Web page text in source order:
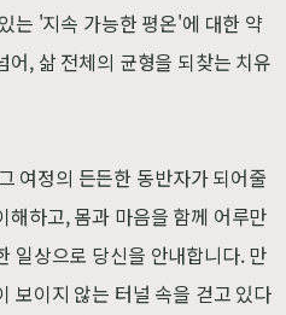
는 '지속 가능한 평온'에 대한 약
, 삶 전체의 균형을 되찾는 치유
여정의 든든한 동반자가 되어줄
해하고, 몸과 마음을 함께 어루만
일상으로 당신을 안내합니다. 만
보이지 않는 터널 속을 걷고 있다